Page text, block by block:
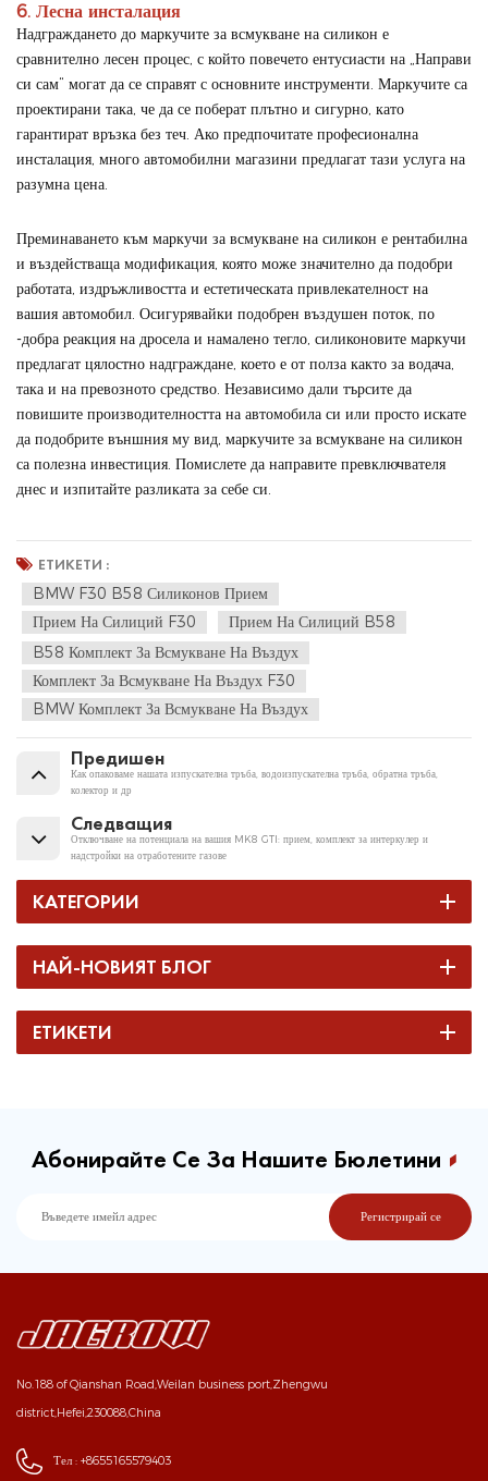
6. Лесна инсталация
Надграждането до маркучите за всмукване на силикон е
сравнително лесен процес, с който повечето ентусиасти на „Направи
си сам“ могат да се справят с основните инструменти. Маркучите са
проектирани така, че да се поберат плътно и сигурно, като
гарантират връзка без теч. Ако предпочитате професионална
инсталация, много автомобилни магазини предлагат тази услуга на
разумна цена.
Преминаването към маркучи за всмукване на силикон е рентабилна
и въздействаща модификация, която може значително да подобри
работата, издръжливостта и естетическата привлекателност на
вашия автомобил. Осигурявайки подобрен въздушен поток, по
-добра реакция на дросела и намалено тегло, силиконовите маркучи
предлагат цялостно надграждане, което е от полза както за водача,
така и на превозното средство. Независимо дали търсите да
повишите производителността на автомобила си или просто искате
да подобрите външния му вид, маркучите за всмукване на силикон
са полезна инвестиция. Помислете да направите превключвателя
днес и изпитайте разликата за себе си.
ЕТИКЕТИ :
BMW F30 B58 Силиконов Прием
Прием На Силиций F30
Прием На Силиций B58
B58 Комплект За Всмукване На Въздух
Комплект За Всмукване На Въздух F30
BMW Комплект За Всмукване На Въздух
Предишен
Как опаковаме нашата изпускателна тръба, водоизпускателна тръба, обратна тръба,
колектор и др
Следващия
Отключване на потенциала на вашия MK8 GTI: прием, комплект за интеркулер и
надстройки на отработените газове
КАТЕГОРИИ
НАЙ-НОВИЯТ БЛОГ
ЕТИКЕТИ
Абонирайте Се За Нашите Бюлетини
No.188 of Qianshan Road,Weilan business port,Zhengwu
district,Hefei,230088,China
Тел : +8655165579403